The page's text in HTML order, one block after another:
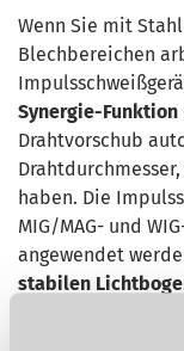
Wenn Sie mit
Blechbereichen
Synergie-Funktion
Drahtvorschub
haben. Die
MIG/MAG- und
angewendet
stabilen
werden